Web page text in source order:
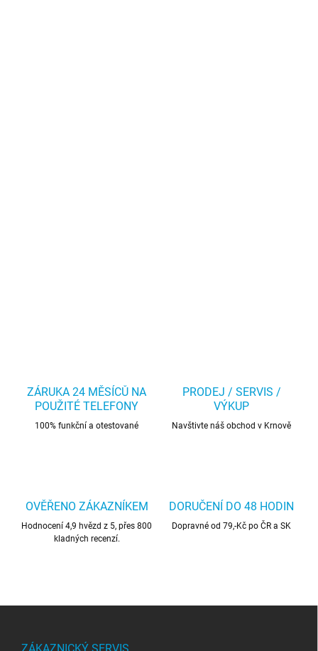
ZÁRUKA 24 MĚSÍCŮ NA
POUŽITÉ TELEFONY
100% funkční a otestované
PRODEJ / SERVIS /
VÝKUP
Navštivte náš obchod v Krnově
OVĚŘENO ZÁKAZNÍKEM
Hodnocení 4,9 hvězd z 5, přes 800
kladných recenzí.
DORUČENÍ DO 48 HODIN
Dopravné od 79,-Kč po ČR a SK